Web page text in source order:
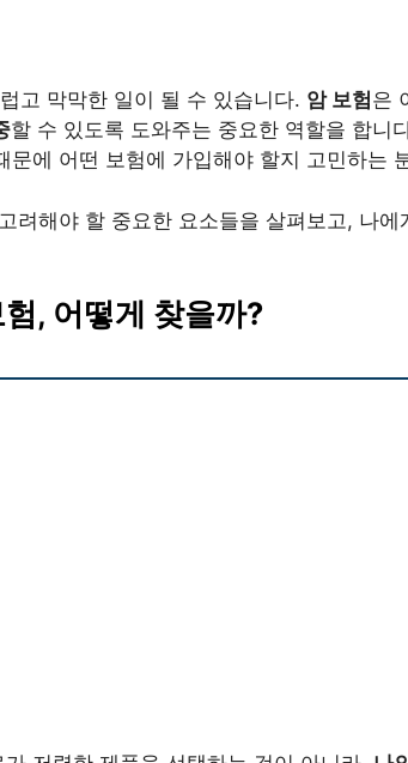
고 막막한 일이 될 수 있습니다. 암 보험은
할 수 있도록 도와주는 중요한 역할을 합니
문에 어떤 보험에 가입해야 할지 고민하는
려해야 할 중요한 요소들을 살펴보고, 나에
, 어떻게 찾을까?